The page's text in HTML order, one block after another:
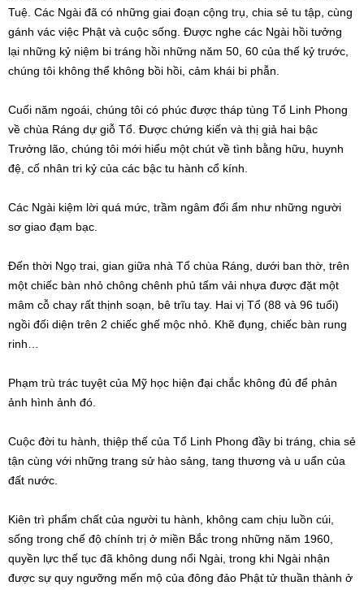
Tuệ. Các Ngài đã có những giai đoạn cộng trụ, chia sẻ tu tập, cùng
gánh vác việc Phật và cuộc sống. Được nghe các Ngài hồi tưởng
lại những kỷ niệm bi tráng hồi những năm 50, 60 của thế kỷ trước,
chúng tôi không thể không bồi hồi, cảm khái bi phẫn.
Cuối năm ngoái, chúng tôi có phúc được tháp tùng Tổ Linh Phong
về chùa Ráng dự giỗ Tổ. Được chứng kiến và thị giả hai bậc
Trưởng lão, chúng tôi mới hiểu một chút về tình bằng hữu, huynh
đệ, cố nhân tri kỷ của các bậc tu hành cổ kính.
Các Ngài kiệm lời quá mức, trầm ngâm đối ẩm như những người
sơ giao đạm bạc.
Đến thời Ngọ trai, gian giữa nhà Tổ chùa Ráng, dưới ban thờ, trên
một chiếc bàn nhỏ chông chênh phủ tấm vải nhựa được đặt một
mâm cỗ chay rất thịnh soạn, bê trĩu tay. Hai vị Tổ (88 và 96 tuổi)
ngồi đối diện trên 2 chiếc ghế mộc nhỏ. Khẽ đụng, chiếc bàn rung
rinh…
Phạm trù trác tuyệt của Mỹ học hiện đại chắc không đủ để phản
ảnh hình ảnh đó.
Cuộc đời tu hành, thiệp thế của Tổ Linh Phong đầy bi tráng, chia sẻ
tận cùng với những trang sử hào sảng, tang thương và u uẩn của
đất nước.
Kiên trì phẩm chất của người tu hành, không cam chịu luồn cúi,
sống trong chế độ chính trị ở miền Bắc trong những năm 1960,
quyền lực thế tục đã không dung nổi Ngài, trong khi Ngài nhận
được sự quy ngưỡng mến mộ của đông đảo Phật tử thuần thành ở